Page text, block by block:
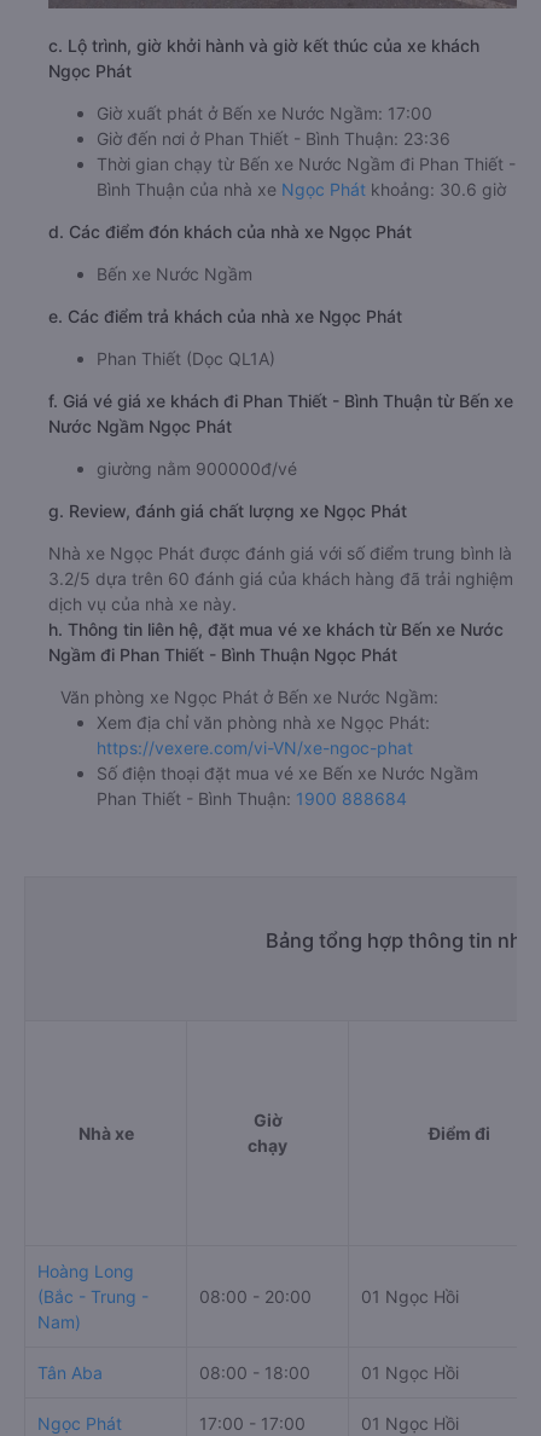
c. Lộ trình, giờ khởi hành và giờ kết thúc của xe khách
Ngọc Phát
Giờ xuất phát ở Bến xe Nước Ngầm: 17:00
Giờ đến nơi ở Phan Thiết - Bình Thuận: 23:36
Thời gian chạy từ Bến xe Nước Ngầm đi Phan Thiết -
Bình Thuận của nhà xe Ngọc Phát khoảng: 30.6 giờ
d. Các điểm đón khách của nhà xe Ngọc Phát
Bến xe Nước Ngầm
e. Các điểm trả khách của nhà xe Ngọc Phát
Phan Thiết (Dọc QL1A)
f. Giá vé giá xe khách đi Phan Thiết - Bình Thuận từ Bến xe
Nước Ngầm Ngọc Phát
giường nằm 900000đ/vé
g. Review, đánh giá chất lượng xe Ngọc Phát
Nhà xe Ngọc Phát được đánh giá với số điểm trung bình là
3.2/5 dựa trên 60 đánh giá của khách hàng đã trải nghiệm
dịch vụ của nhà xe này.
h. Thông tin liên hệ, đặt mua vé xe khách từ Bến xe Nước
Ngầm đi Phan Thiết - Bình Thuận Ngọc Phát
Văn phòng xe Ngọc Phát ở Bến xe Nước Ngầm:
Xem địa chỉ văn phòng nhà xe Ngọc Phát:
https://vexere.com/vi-VN/xe-ngoc-phat
Số điện thoại đặt mua vé xe Bến xe Nước Ngầm
Phan Thiết - Bình Thuận: 1900 888684
Bảng tổng hợp thông tin nhà
Nhà xe
Giờ
chạy
Điểm đi
Hoàng Long
(Bắc - Trung -
Nam)
08:00 - 20:00 01 Ngọc Hồi
Tân Aba 08:00 - 18:00 01 Ngọc Hồi
Ngọc Phát 17:00 - 17:00 01 Ngọc Hồi